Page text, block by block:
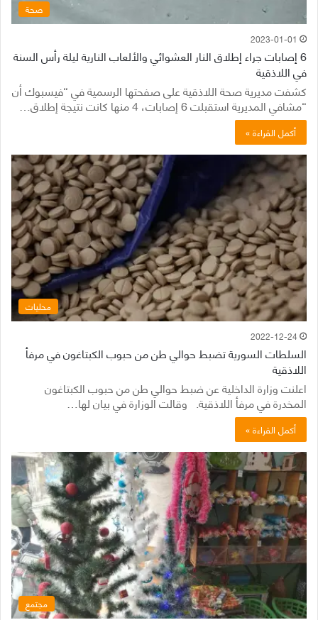
صحة
2023-01-01
6 إصابات جراء إطلاق النار العشوائي والألعاب النارية ليلة رأس السنة
في اللاذقية
كشفت مديرية صحة اللاذقية على صفحتها الرسمية في “فيسبوك أن
“مشافي المديرية استقبلت 6 إصابات، 4 منها كانت نتيجة إطلاق…
أكمل القراءة »
محليات
2022-12-24
السلطات السورية تضبط حوالي طن من حبوب الكبتاغون في مرفأ
اللاذقية
اعلنت وزارة الداخلية عن ضبط حوالي طن من حبوب الكبتاغون
المخدرة في مرفأ اللاذقية. وقالت الوزارة في بيان لها…
أكمل القراءة »
مجتمع